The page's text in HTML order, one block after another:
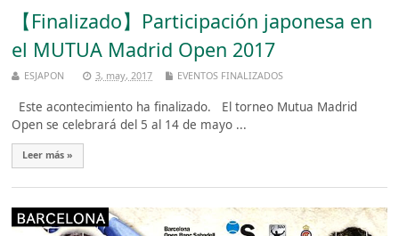
【Finalizado】Participación japonesa en
el MUTUA Madrid Open 2017
ESJAPON 3, may, 2017 EVENTOS FINALIZADOS
Este acontecimiento ha finalizado. El torneo Mutua Madrid
Open se celebrará del 5 al 14 de mayo ...
Leer más »